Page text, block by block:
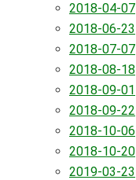
2018-04-07
2018-06-23
2018-07-07
2018-08-18
2018-09-01
2018-09-22
2018-10-06
2018-10-20
2019-03-23